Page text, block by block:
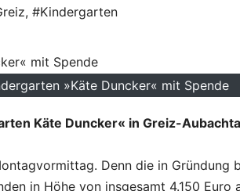
, #Kindergarten
»Käte Duncker« mit Spende
Käte Duncker« in Greiz-
Denn die in Gründung
in Höhe von insgesamt 4.150 Euro